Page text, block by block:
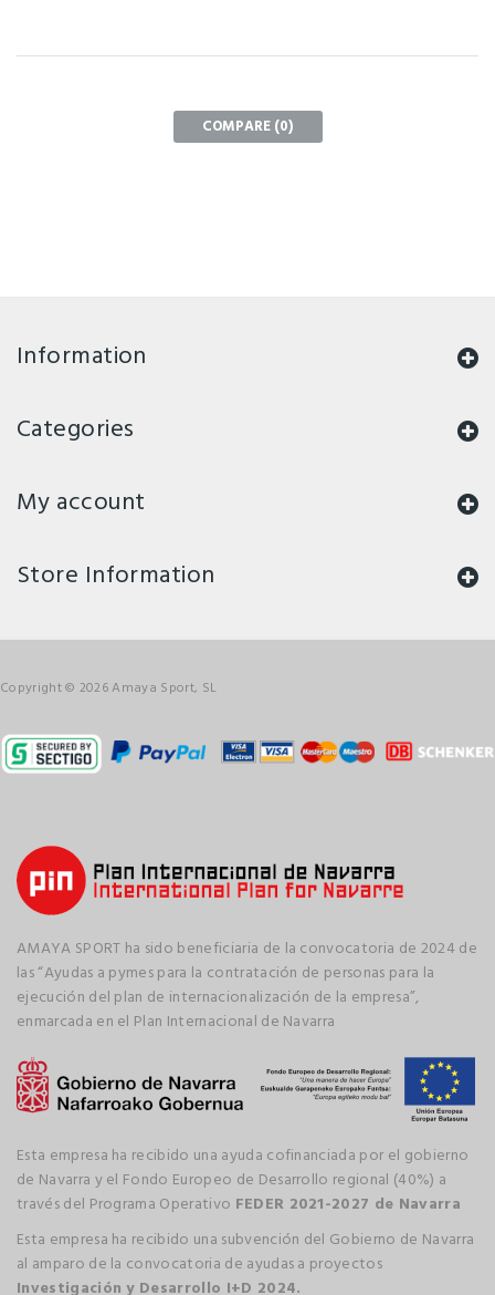
COMPARE (0)
Information
Categories
My account
Store Information
Copyright © 2026 Amaya Sport, SL
AMAYA SPORT ha sido beneficiaria de la convocatoria de 2024 de
las “Ayudas a pymes para la contratación de personas para la
ejecución del plan de internacionalización de la empresa”,
enmarcada en el Plan Internacional de Navarra
Esta empresa ha recibido una ayuda cofinanciada por el gobierno
de Navarra y el Fondo Europeo de Desarrollo regional (40%) a
través del Programa Operativo FEDER 2021-2027 de Navarra
Esta empresa ha recibido una subvención del Gobierno de Navarra
al amparo de la convocatoria de ayudas a proyectos
Investigación y Desarrollo I+D 2024.